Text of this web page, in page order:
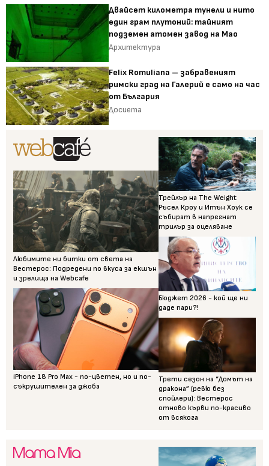
Двайсет километра тунели и нито
един грам плутоний: тайният
подземен атомен завод на Мао
Архитектура
Felix Romuliana – забравеният
римски град на Галерий е само на час
от България
Досиета
Любимите ни битки от света на
Вестерос: Подредени по вкуса за екшън
и зрелища на Webcafe
iPhone 18 Pro Max - по-цветен, но и по-
съкрушителен за джоба
Трейлър на The Weight:
Ръсел Кроу и Итън Хоук се
събират в напрегнат
трилър за оцеляване
Бюджет 2026 - кой ще ни
даде пари?!
Трети сезон на “Домът на
дракона” (ревю без
спойлери): Вестерос
отново кърви по-красиво
от всякога